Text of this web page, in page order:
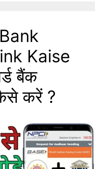
Kaise
बैंक
करें ?